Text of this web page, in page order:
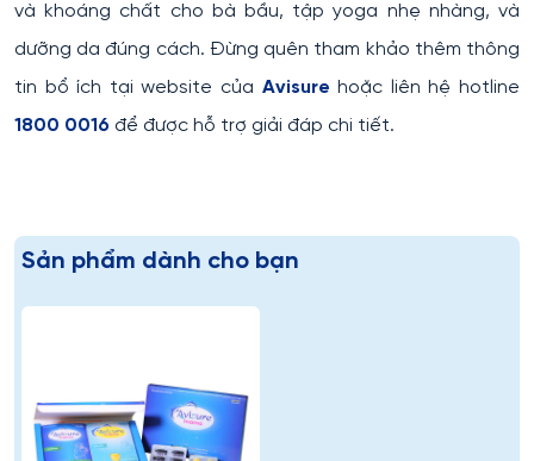
và khoáng chất cho bà bầu, tập yoga nhẹ nhàng, và
dưỡng da đúng cách. Đừng quên tham khảo thêm thông
tin bổ ích tại website của Avisure hoặc liên hệ hotline
1800 0016 để được hỗ trợ giải đáp chi tiết.
Sản phẩm dành cho bạn